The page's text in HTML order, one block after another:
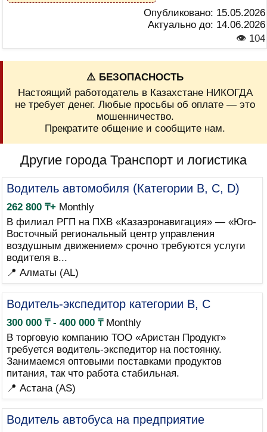
Опубликовано: 15.05.2026
Актуально до: 14.06.2026
👁 104
⚠️ БЕЗОПАСНОСТЬ
Настоящий работодатель в Казахстане НИКОГДА
не требует денег. Любые просьбы об оплате — это
мошенничество.
Прекратите общение и сообщите нам.
Другие города Транспорт и логистика
Водитель автомобиля (Категории B, C, D)
262 800 ₸+Monthly
В филиал РГП на ПХВ «Казаэронавигация» — «Юго-
Восточный региональный центр управления
воздушным движением» срочно требуются услуги
водителя в...
📍 Алматы (AL)
Водитель-экспедитор категории B, C
300 000 ₸ - 400 000 ₸Monthly
В торговую компанию ТОО «Аристан Продукт»
требуется водитель-экспедитор на постоянку.
Занимаемся оптовыми поставками продуктов
питания, так что работа стабильная.
📍 Астана (AS)
Водитель автобуса на предприятие